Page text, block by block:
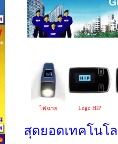
ไฟฉาย Logo HIP
สุดยอดเทคโนโ